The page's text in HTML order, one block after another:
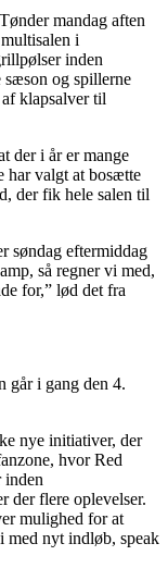
mandag aften
i
inden
og spillerne
klapsalver til
der i år er mange
har valgt at bosætte
der fik hele salen til
søndag eftermiddag
så regner vi med,
for,” lød det fra
går i gang den 4.
nye initiativer, der
hvor Red
inden
der flere oplevelser.
mulighed for at
med nyt indløb, speak